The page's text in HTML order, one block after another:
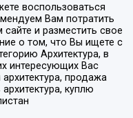
воспользоваться
Вам потратить
и разместить свое
о том, что Вы ищете с
Архитектура, в
интересующих Вас
продажа
архитектура, куплю